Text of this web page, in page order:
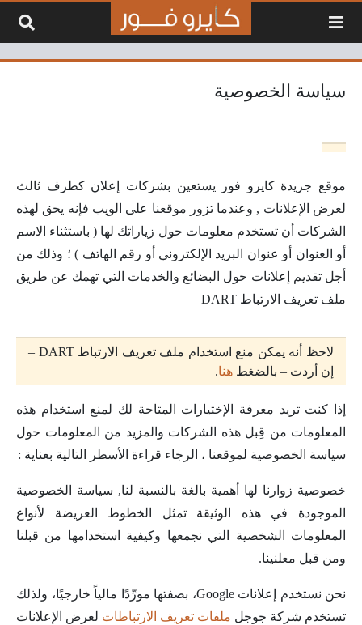
سياسة الخصوصية
موقع جريدة كايرو فور يستعين بشركات إعلان كطرف ثالث
لعرض الإعلانات , وعندما تزور موقعنا على الويب فإنه يحق لهذه
الشركات أن تستخدم معلومات حول زياراتك لها ( باستثناء الاسم
أو العنوان أو عنوان البريد الإلكتروني أو رقم الهاتف ) ؛ وذلك من
أجل تقديم إعلانات حول البضائع والخدمات التي تهمك عن طريق
ملف تعريف الارتباط DART
لاحظ أنه يمكن منع استخدام ملف تعريف الارتباط DART –
إن أردت – بالضغط هنا.
إذا كنت تريد معرفة الإختيارات المتاحة لك لمنع استخدام هذه
المعلومات من قِبل هذه الشركات والمزيد من المعلومات حول
سياسة الخصوصية لموقعنا ، الرجاء قراءة الأسطر التالية بعناية :
خصوصية زوارنا لها أهمية بالغة بالنسبة لنا, سياسة الخصوصية
الموجودة في هذه الوثيقة تمثل الخطوط العريضة لأنواع
المعلومات الشخصية التي نجمعها وكيفية استخدامها من قبلنا
ومن قبل معلنينا.
نحن نستخدم إعلانات Google، بصفتها مورِّدًا مالياً خارجيًا، ولذلك
تستخدم شركة جوجل ملفات تعريف الارتباطات لعرض الإعلانات